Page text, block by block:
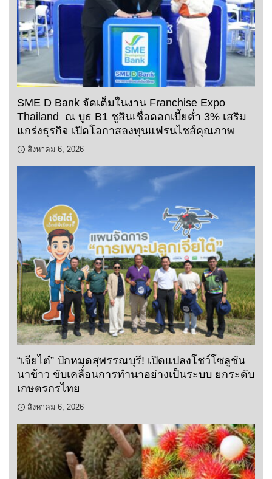
SME D Bank จัดเต็มในงาน Franchise Expo
Thailand ณ บูธ B1 ชูสินเชื่อดอกเบี้ยต่ำ 3% เสริม
แกร่งธุรกิจ เปิดโอกาสลงทุนแฟรนไชส์คุณภาพ
สิงหาคม 6, 2026
“เจียไต๋” ปักหมุดสุพรรณบุรี! เปิดแปลงโชว์โซลูชัน
นาข้าว ขับเคลื่อนการทำนาอย่างเป็นระบบ ยกระดับ
เกษตรกรไทย
สิงหาคม 6, 2026